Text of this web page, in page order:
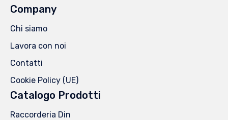
Company
Chi siamo
Lavora con noi
Contatti
Cookie Policy (UE)
Catalogo Prodotti
Raccorderia Din